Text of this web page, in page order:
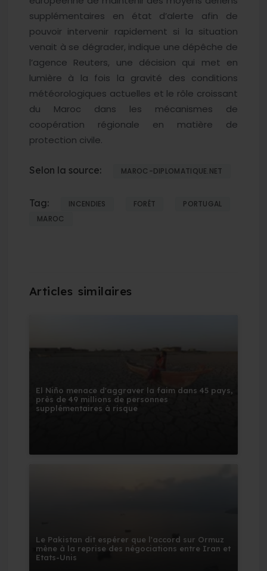
supplémentaires en état d’alerte afin de
pouvoir intervenir rapidement si la situation
venait à se dégrader, indique une dépêche de
l’agence Reuters, une décision qui met en
lumière à la fois la gravité des conditions
météorologiques actuelles et le rôle croissant
du Maroc dans les mécanismes de
coopération régionale en matière de
protection civile.
Selon la source: MAROC-DIPLOMATIQUE.NET
Tag: INCENDIES FORÊT
PORTUGAL
MAROC
El Niño menace d'aggraver la faim dans 45 pays,
près de 49 millions de personnes
supplémentaires à risque
Le Pakistan dit espérer que l'accord sur Ormuz
mène à la reprise des négociations entre Iran et
Etats-Unis